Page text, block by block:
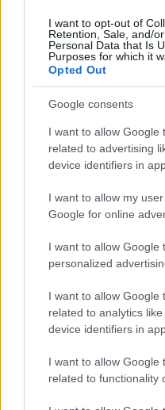
I want to opt-out of
Retention, Sale, and/
Personal Data that Is
Purposes for which it
Opted Out
Google consents
I want to allow Google
related to advertising
device identifiers in
I want to allow my
Google for online
I want to allow Google
personalized
I want to allow Google
related to analytics
device identifiers in
I want to allow Google
related to functionality
Continua a